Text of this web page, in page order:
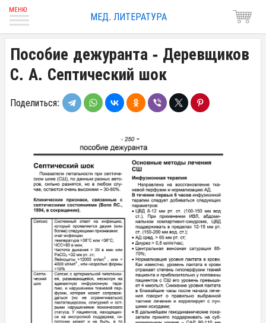
МЕД. ЛИТЕРАТУРА
Пособие дежуранта - Деревщиков
С. А. Септический шок
Поделиться: